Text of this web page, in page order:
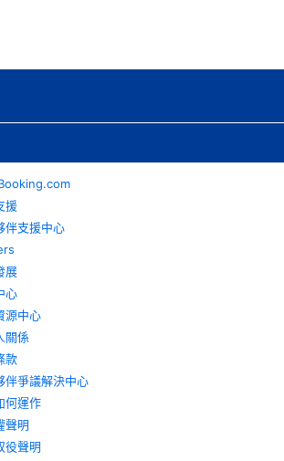
援
伴支援中心
展
心
源中心
關係
款
伴爭議解決中心
何運作
聲明
役聲明